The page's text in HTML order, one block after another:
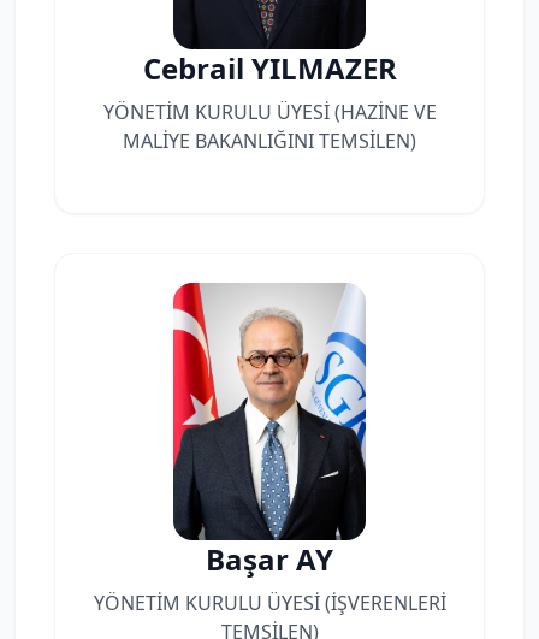
Cebrail YILMAZER
YÖNETİM KURULU ÜYESİ (HAZİNE VE
MALİYE BAKANLIĞINI TEMSİLEN)
Başar AY
YÖNETİM KURULU ÜYESİ (İŞVERENLERİ
TEMSİLEN)